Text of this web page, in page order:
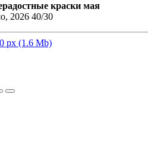
краски мая
2026 40/30
px (1.6 Mb)